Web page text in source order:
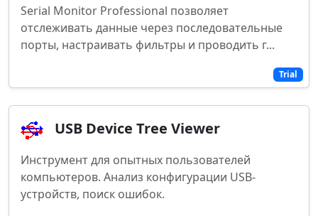
Trial
Serial Monitor Professional позволяет
отслеживать данные через последовательные
порты, настраивать фильтры и проводить г...
USB Device Tree Viewer
Инструмент для опытных пользователей
компьютеров. Анализ конфигурации USB-
устройств, поиск ошибок.